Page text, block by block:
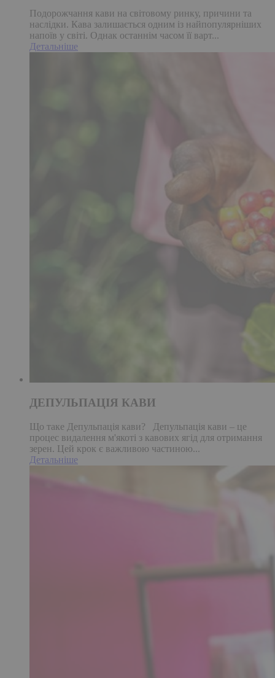
Подорожчання кави на світовому ринку, причини та
наслідки. Кава залишається одним із найпопулярніших
напоїв у світі. Однак останнім часом її варт...
Детальніше
ДЕПУЛЬПАЦІЯ КАВИ
Що таке Депульпація кави? Депульпація кави – це
процес видалення м'якоті з кавових ягід для отримання
зерен. Цей крок є важливою частиною...
Детальніше